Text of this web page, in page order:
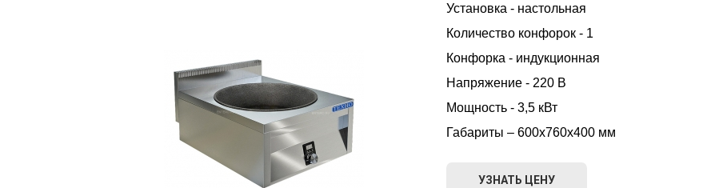
Установка - настольная
Количество конфорок - 1
Конфорка - индукционная
Напряжение - 220 В
Мощность - 3,5 кВт
Габариты – 600х760х400 мм
УЗНАТЬ ЦЕНУ